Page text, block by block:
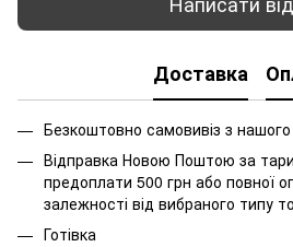
Доставка
Безкоштовно самовивіз з
Відправка Новою Поштою за
предоплати 500 грн або повної
залежності від вибраного типу
Готівка